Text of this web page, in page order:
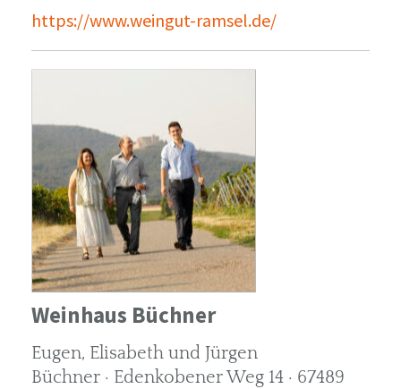
https://www.weingut-ramsel.de/
Weinhaus Büchner
Eugen, Elisabeth und Jürgen
Büchner · Edenkobener Weg 14 · 67489